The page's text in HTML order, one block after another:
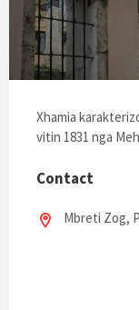
Xhamia
vitin 1831 nga
Contact
Mbreti Zog,